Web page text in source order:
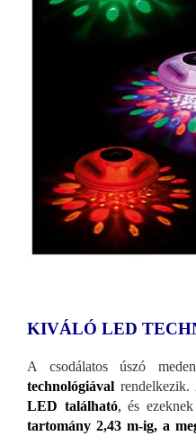
KIVÁLÓ LED
A csodálatos úszó
technológiával rendelkezik.
LED található, és
tartomány 2,43 m-ig, a